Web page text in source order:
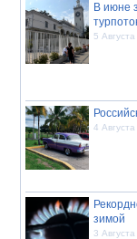
В июне
5 Августа
4 Августа
зимой
3